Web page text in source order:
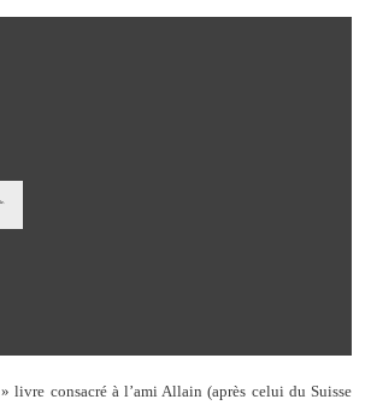
livre consacré à l’ami Allain (après celui du Suisse